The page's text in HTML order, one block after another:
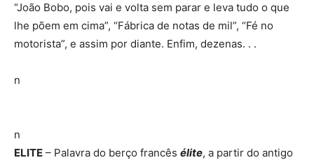
“João Bobo, pois vai e volta sem parar e leva tudo o que
lhe põem em cima”, “Fábrica de notas de mil”, “Fé no
motorista”, e assim por diante. Enfim, dezenas. . .
n
n
ELITE – Palavra do berço francês élite, a partir do antigo